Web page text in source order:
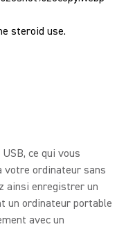
steroid use.
ce qui vous
votre ordinateur sans
ainsi enregistrer un
un ordinateur portable
avec un